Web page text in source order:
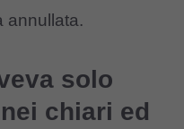
annullata.
solo
chiari ed